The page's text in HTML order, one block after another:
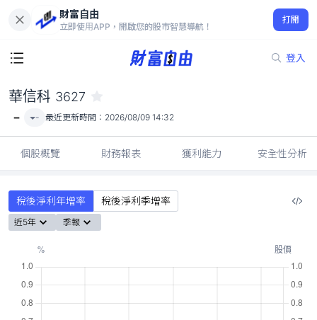
財富自由
立即使用APP，開啟您的股市智慧導航！
打開
登入
-
華信科 3627
- - 最近更新時間： 2026/08/09 14:32
個股概覽 財務報表 獲利能力 安全性分析
稅後淨利年增率 稅後淨利季增率
近5年 季報